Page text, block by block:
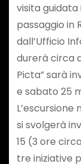
visita
passaggio in
dall’Ufficio
durerà circa
Picta” sarà
e sabato 25
si svolgerà
15 (3 ore
tre iniziative